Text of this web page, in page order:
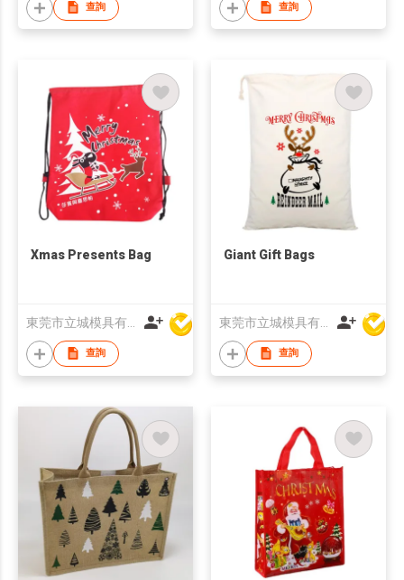
查詢 查詢
Xmas Presents Bag
查詢
Giant Gift Bags
查詢